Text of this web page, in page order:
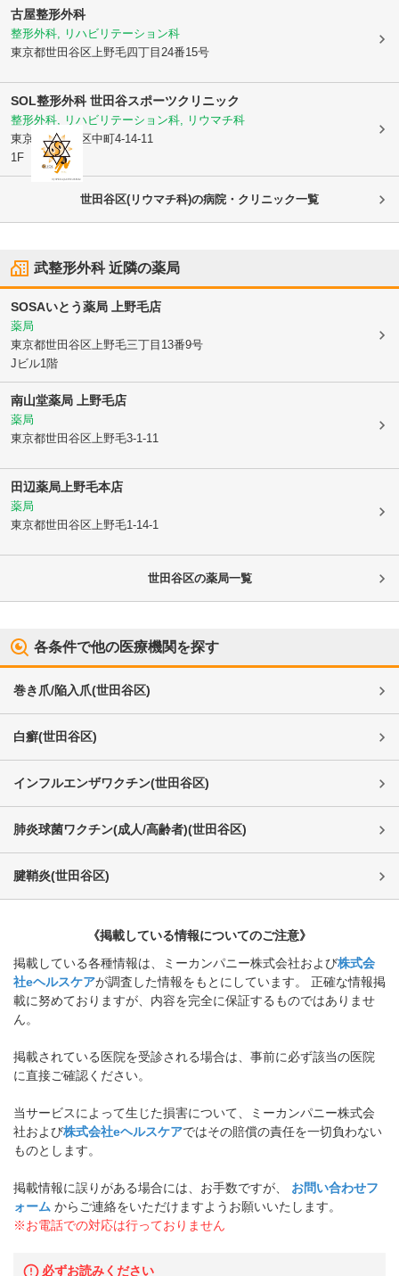
古屋整形外科
整形外科, リハビリテーション科
東京都世田谷区 上野毛四丁目24番15号
SOL整形外科 世田谷スポーツクリニック
整形外科, リハビリテーション科, リウマチ科
東京都世田谷区中町4-14-11
1F
世田谷区(リウマチ科)の病院・クリニック一覧
武整形外科近隣の薬局
SOSAいとう薬局 上野毛店
薬局
東京都世田谷区 上野毛三丁目13番9号
Jビル1階
南山堂薬局 上野毛店
薬局
東京都世田谷区 上野毛3-1-11
田辺薬局上野毛本店
薬局
東京都世田谷区 上野毛1-14-1
世田谷区の薬局一覧
各条件で他の医療機関を探す
巻き爪/陥入爪(世田谷区)
白癬(世田谷区)
インフルエンザワクチン(世田谷区)
肺炎球菌ワクチン(成人/高齢者)(世田谷区)
腱鞘炎(世田谷区)
《掲載している情報についてのご注意》
掲載している各種情報は、ミーカンパニー株式会社および株式会
社eヘルスケアが調査した情報をもとにしています。 正確な情報掲
載に努めておりますが、内容を完全に保証するものではありませ
ん。
掲載されている医院を受診される場合は、事前に必ず該当の医院
に直接ご確認ください。
当サービスによって生じた損害について、ミーカンパニー株式会
社および株式会社eヘルスケアではその賠償の責任を一切負わない
ものとします。
掲載情報に誤りがある場合には、お手数ですが、
お問い合わせフ
ォーム からご連絡をいただけますようお願いいたします。
※お電話での対応は行っておりません
必ずお読みください